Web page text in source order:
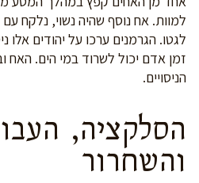
למוות. אח נוסף שהיה נשוי, נלקח עם
לגטו. הגרמנים ערכו על יהודים אלו
זמן אדם יכול לשרוד במי הים. האח
הניסויים.
הסלקציה,
והשחרור